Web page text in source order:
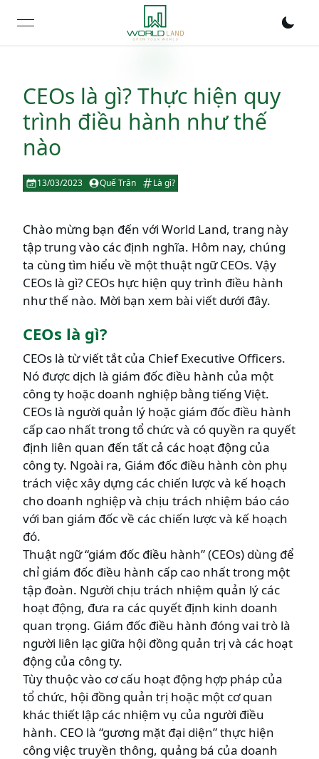
open navigation menu
CEOs là gì? Thực hiện quy
trình điều hành như thế
nào
13/03/2023 Quế Trân Là gì?
Chào mừng bạn đến với World Land, trang này
tập trung vào các định nghĩa. Hôm nay, chúng
ta cùng tìm hiểu về một thuật ngữ CEOs. Vậy
CEOs là gì? CEOs hực hiện quy trình điều hành
như thế nào. Mời bạn xem bài viết dưới đây.
CEOs là gì?
CEOs là từ viết tắt của Chief Executive Officers.
Nó được dịch là giám đốc điều hành của một
công ty hoặc doanh nghiệp bằng tiếng Việt.
CEOs là người quản lý hoặc giám đốc điều hành
cấp cao nhất trong tổ chức và có quyền ra quyết
định liên quan đến tất cả các hoạt động của
công ty. Ngoài ra, Giám đốc điều hành còn phụ
trách việc xây dựng các chiến lược và kế hoạch
cho doanh nghiệp và chịu trách nhiệm báo cáo
với ban giám đốc về các chiến lược và kế hoạch
đó.
Thuật ngữ “giám đốc điều hành” (CEOs) dùng để
chỉ giám đốc điều hành cấp cao nhất trong một
tập đoàn. Người chịu trách nhiệm quản lý các
hoạt động, đưa ra các quyết định kinh doanh
quan trọng. Giám đốc điều hành đóng vai trò là
người liên lạc giữa hội đồng quản trị và các hoạt
động của công ty.
Tùy thuộc vào cơ cấu hoạt động hợp pháp của
tổ chức, hội đồng quản trị hoặc một cơ quan
khác thiết lập các nhiệm vụ của người điều
hành. CEO là “gương mặt đại diện” thực hiện
công việc truyền thông, quảng bá của doanh